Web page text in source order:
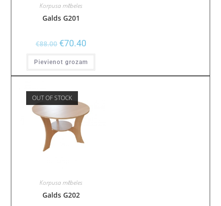
Korpusa mēbeles
Galds G201
€88.00 €70.40
Pievienot grozam
OUT OF STOCK
Korpusa mēbeles
Galds G202